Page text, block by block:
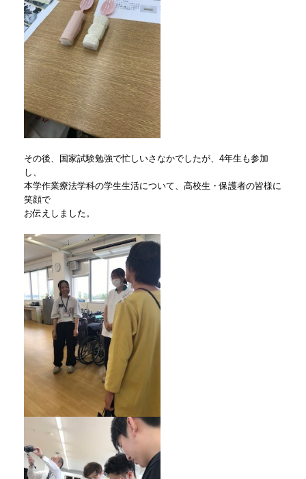
その後、国家試験勉強で忙しいさなかでしたが、4年生も参加
し、
本学作業療法学科の学生生活について、高校生・保護者の皆様に
笑顔で
お伝えしました。